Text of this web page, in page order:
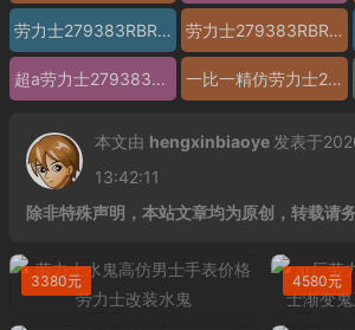
劳力士279383RBR多少钱 劳力士279383RBR怎么样
超a劳力士279383RBR 一比一精仿劳力士279383RBR
本文由 hengxinbiaoye 发表于
13:42:11
除非特殊声明，本站文章均为原创，转载请
3380元 4580元